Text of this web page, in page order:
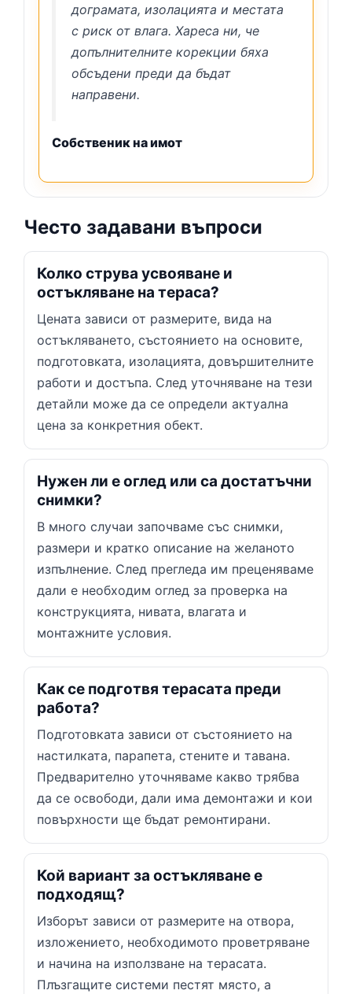
дограмата, изолацията и местата
с риск от влага. Хареса ни, че
допълнителните корекции бяха
обсъдени преди да бъдат
направени.
Собственик на имот
Често задавани въпроси
Колко струва усвояване и
остъкляване на тераса?
Цената зависи от размерите, вида на
остъкляването, състоянието на основите,
подготовката, изолацията, довършителните
работи и достъпа. След уточняване на тези
детайли може да се определи актуална
цена за конкретния обект.
Нужен ли е оглед или са достатъчни
снимки?
В много случаи започваме със снимки,
размери и кратко описание на желаното
изпълнение. След прегледа им преценяваме
дали е необходим оглед за проверка на
конструкцията, нивата, влагата и
монтажните условия.
Как се подготвя терасата преди
работа?
Подготовката зависи от състоянието на
настилката, парапета, стените и тавана.
Предварително уточняваме какво трябва
да се освободи, дали има демонтажи и кои
повърхности ще бъдат ремонтирани.
Кой вариант за остъкляване е
подходящ?
Изборът зависи от размерите на отвора,
изложението, необходимото проветряване
и начина на използване на терасата.
Плъзгащите системи пестят място, а